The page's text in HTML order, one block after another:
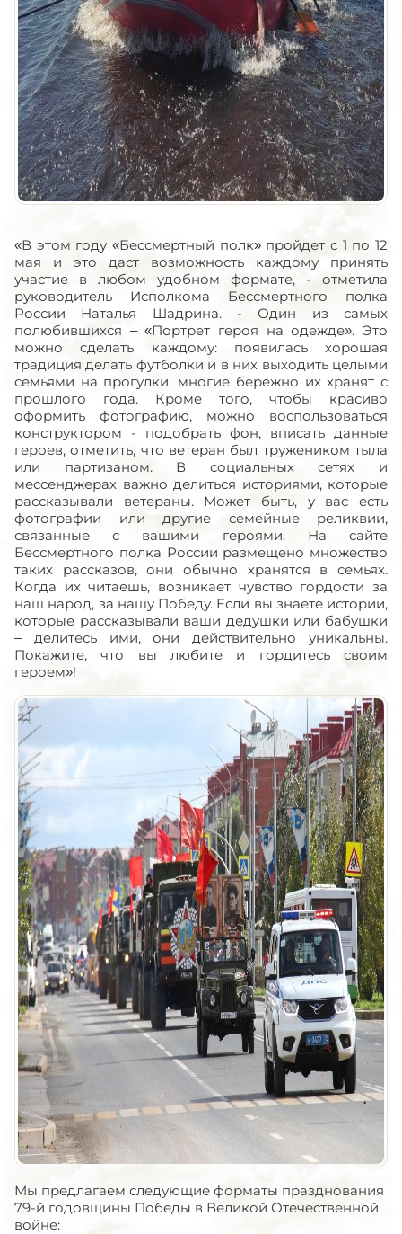
«В этом году «Бессмертный полк» пройдет с 1 по 12
мая и это даст возможность каждому принять
участие в любом удобном формате, - отметила
руководитель Исполкома Бессмертного полка
России Наталья Шадрина. - Один из самых
полюбившихся – «Портрет героя на одежде». Это
можно сделать каждому: появилась хорошая
традиция делать футболки и в них выходить целыми
семьями на прогулки, многие бережно их хранят с
прошлого года. Кроме того, чтобы красиво
оформить фотографию, можно воспользоваться
конструктором - подобрать фон, вписать данные
героев, отметить, что ветеран был тружеником тыла
или партизаном. В социальных сетях и
мессенджерах важно делиться историями, которые
рассказывали ветераны. Может быть, у вас есть
фотографии или другие семейные реликвии,
связанные с вашими героями. На сайте
Бессмертного полка России размещено множество
таких рассказов, они обычно хранятся в семьях.
Когда их читаешь, возникает чувство гордости за
наш народ, за нашу Победу. Если вы знаете истории,
которые рассказывали ваши дедушки или бабушки
– делитесь ими, они действительно уникальны.
Покажите, что вы любите и гордитесь своим
героем»!
Мы предлагаем следующие форматы празднования
79-й годовщины Победы в Великой Отечественной
войне: